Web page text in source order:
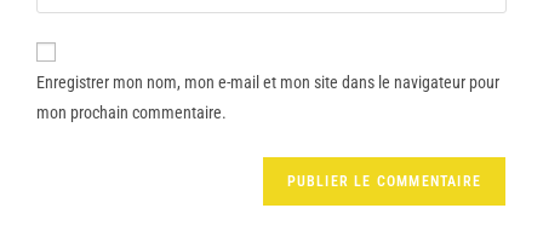
Enregistrer mon nom, mon e-mail et mon site dans le navigateur pour
mon prochain commentaire.